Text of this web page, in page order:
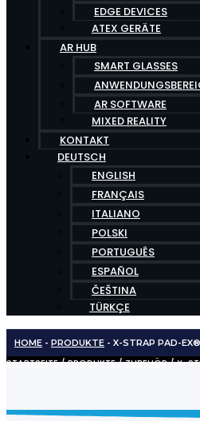
EDGE DEVICES
ATEX GERÄTE
AR HUB
SMART GLASSES
AR SOFTWARE
MIXED REALITY
KONTAKT
DEUTSCH
ENGLISH
FRANÇAIS
ITALIANO
POLSKI
PORTUGUÊS
ESPAÑOL
ČEŠTINA
TÜRKÇE
HOME - PRODUKTE - X-STRAP PAD-
STARTSEITE/PRODUKTE/ZUBEHÖR/ X-